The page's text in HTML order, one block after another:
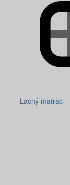
Lacný matrac